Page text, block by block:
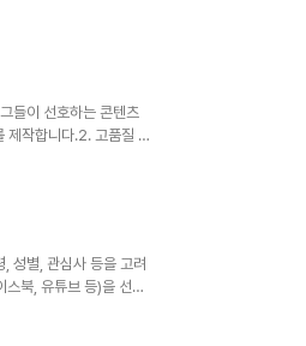
여 경쟁을 줄이고, 더
들이 선호하는 콘텐츠
제작합니다.2. 고품질 콘
얼 콘텐츠는 소비자의
성별, 관심사 등을 고려
북, 유튜브 등)을 선택
니다. 시각적 요소는